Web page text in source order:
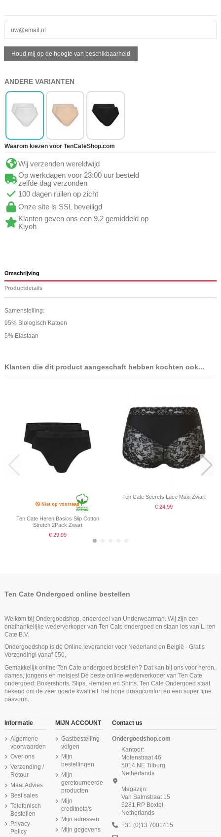
ANDERE VARIANTEN
Waarom kiezen voor TenCateShop.com
Wij verzenden wereldwijd
Op werkdagen voor 23:00 uur besteld
zelfde dag verzonden
100 dagen ruilen op zicht
Onze site is SSL beveiligd
Klanten geven ons een 9,2 gemiddeld op
Kiyoh
Omschrijving
Productdetails
Samenstelling:
95% Biologisch Katoen
5% Elastaan
Klanten die dit product aangeschaft hebben kochten ook...
Niet op voorraad
Ten Cate Heren Basics Slip Cotton
Stretch 2Pack Zwart
€ 29,99
Ten Cate Secrets Lace Maxi Zwart
€ 24,99
Niet op voorraad
Ten Cate Dames Basics Midi 2Pack
Beige
Ten Cate Meisjes Shorts 2Pack
Cotton Stretch Light Grey Melee
€ 19,95
Niet op voorraad
Ten Cate Dames Basics Singlet
Hemd Beige
Ten Cate Dames Basics Rio 2Pack
Beige
Ten Cate Jongens Boxershort 2Pack
Cotton Stretch Light Army Green
€ 19,95
Ten Cate Dames Basics Cotton
Shape High Leg Wit
Ten Cate Heren Bamboo Short
2Pack Grey Melange
Niet op voorraad
Ten Cate Heren Basics Singlet
Cotton Stretch 2Pack Wit
Ten Cate Ondergoed online bestellen
Welkom bij Ondergoedshop, onderdeel van Underwearman. Wij zijn een
onafhankelijke wederverkoper van Ten Cate ondergoed en staan los van L. ten
Cate B.V.
Ondergoedshop is dé Online leverancier voor Nederland en België - Gratis
Verzending! vanaf €50,-
Gemakkelijk online Ten Cate ondergoed bestellen? Dat kan bij ons voor heren,
dames, jongens en meisjes! Dé beste online wederverkoper van Ten Cate
ondergoed; Boxershorts, Slips, Hemden en Shirts. Ten Cate Ondergoed staat
bekend om de zeer goede kwaliteit, het hoge draagcomfort en een super fijne
pasvorm.
Informatie
Algemene
voorwaarden
Over ons
Verzending /
Retour
Maat Advies
Best sales
Telefonisch
Bestellen
Privacy
Policy
MIJN ACCOUNT
Gastbestelling
volgen
Mijn
bestellingen
Mijn
geretourneerde
producten
Mijn
creditnota's
Mijn adressen
Mijn gegevens
Contact us
Ondergoedshop.com
Kantoor:
Molenstraat 46
5014 NE Tilburg
Netherlands
Magazijn:
Van Salmstraat 15
5281 RP Boxtel
Netherlands
+31 (0)13 7001415